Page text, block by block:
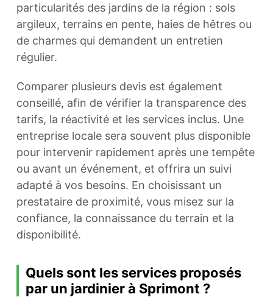
particularités des jardins de la région : sols
argileux, terrains en pente, haies de hêtres ou
de charmes qui demandent un entretien
régulier.
Comparer plusieurs devis est également
conseillé, afin de vérifier la transparence des
tarifs, la réactivité et les services inclus. Une
entreprise locale sera souvent plus disponible
pour intervenir rapidement après une tempête
ou avant un événement, et offrira un suivi
adapté à vos besoins. En choisissant un
prestataire de proximité, vous misez sur la
confiance, la connaissance du terrain et la
disponibilité.
Quels sont les services proposés
par un jardinier à Sprimont ?